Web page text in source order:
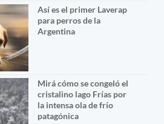
Así es el primer Laverap
para perros de la
Argentina
Mirá cómo se congeló el
cristalino lago Frías por
la intensa ola de frío
patagónica